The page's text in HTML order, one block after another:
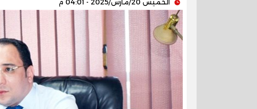
الخميس 20/مارس/2025 - 04:01 م